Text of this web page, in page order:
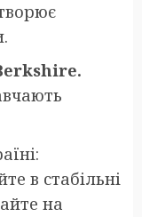
в стабільні
на